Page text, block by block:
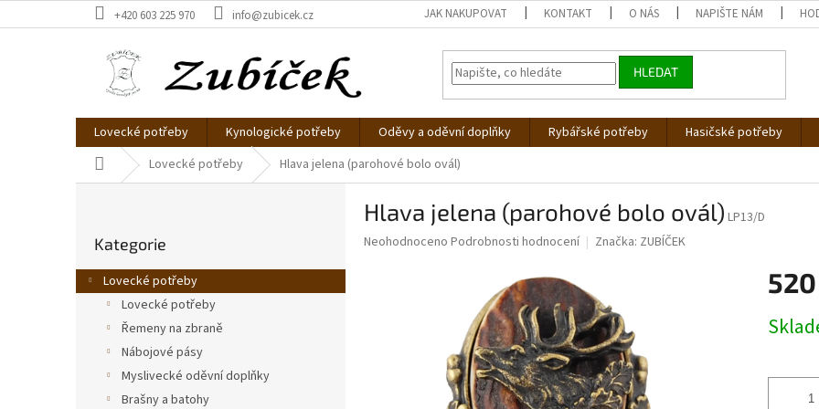
na
+420 603 225 970 info@zubicek.cz JAK NAKUPOVAT KONTAKT O NÁS NAPIŠTE NÁM
HLEDAT
Lovecké potřeby Kynologické potřeby Oděvy a oděvní doplňky Rybářské potřeby Hasičské potřeby
Domů Lovecké potřeby Hlava jelena (parohové bolo ovál)
r
a
kategorie
Kategorie
Lovecké potřeby
Lovecké potřeby
Řemeny na zbraně
Nábojové pásy
Myslivecké oděvní doplňky
Brašny a batohy
Hlava jelena (parohové bolo ovál) LP13/D
Průměrné
Neohodnoceno Podrobnosti hodnocení Značka: ZUBÍČEK
cena: